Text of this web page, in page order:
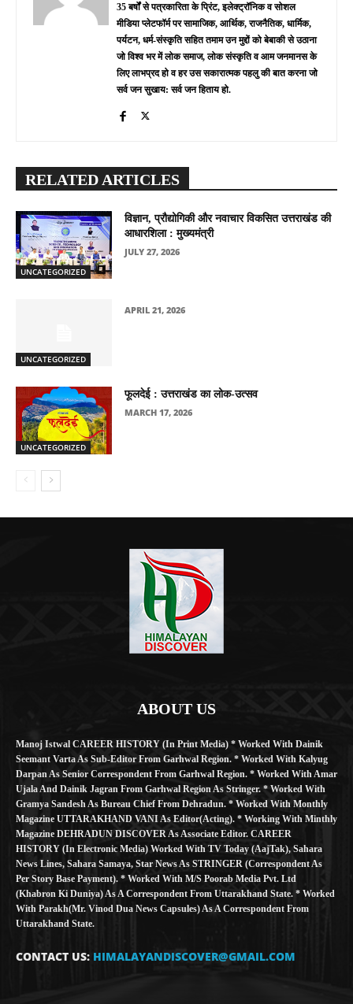
35 बर्षों से पत्रकारिता के प्रिंट, इलेक्ट्रॉनिक व सोशल
मीडिया प्लेटफॉर्म पर सामाजिक, आर्थिक, राजनैतिक, धार्मिक,
पर्यटन, धर्म-संस्कृति सहित तमाम उन मुद्दों को बेबाकी से उठाना
जो विश्व भर में लोक समाज, लोक संस्कृति व आम जनमानस के
लिए लाभप्रद हो व हर उस सकारात्मक पहलु की बात करना जो
सर्व जन सुखाय: सर्व जन हिताय हो.
RELATED ARTICLES
UNCATEGORIZED
विज्ञान, प्रौद्योगिकी और नवाचार विकसित उत्तराखंड की
आधारशिला : मुख्यमंत्री
JULY 27, 2026
UNCATEGORIZED
APRIL 21, 2026
UNCATEGORIZED
फूलदेई : उत्तराखंड का लोक-उत्सव
MARCH 17, 2026
ABOUT US
Manoj Istwal CAREER HISTORY (in Print Media) * Worked With Dainik
Seemant Varta As Sub-Editor From Garhwal Region. * Worked With Kalyug
Darpan As Senior Correspondent From Garhwal Region. * Worked With Amar
Ujala And Dainik Jagran From Garhwal Region As Stringer. * Worked With
Gramya Sandesh As Bureau Chief From Dehradun. * Worked With Monthly
Magazine UTTARAKHAND VANI As Editor(Acting). * Working With Minthly
Magazine DEHRADUN DISCOVER As Associate Editor. CAREER
HISTORY (in Electronic Media) Worked With TV Today (AajTak), Sahara
News Lines, Sahara Samaya, Star News As STRINGER (Correspondent As
Per Story Base Payment). * Worked With M/S Poorab Media Pvt. Ltd
(Khabron Ki Duniya) As A Correspondent From Uttarakhand State. * Worked
With Parakh(Mr. Vinod Dua News Capsules) As A Correspondent From
Uttarakhand State.
CONTACT US: HIMALAYANDISCOVER@GMAIL.COM